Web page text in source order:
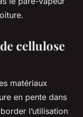
cellulose
matériaux
en pente dans
l’utilisation